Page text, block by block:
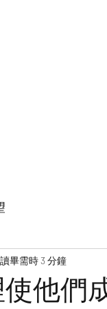
他們
讀畢需時 3 分鐘